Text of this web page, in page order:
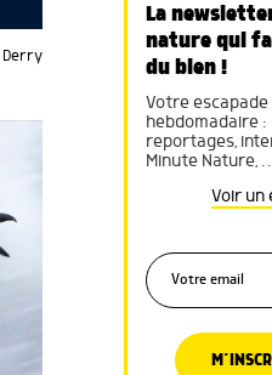
La
nature qui
du bien !
Votre
hebdomadaire :
reportages,
Minute Nature,
Voir un